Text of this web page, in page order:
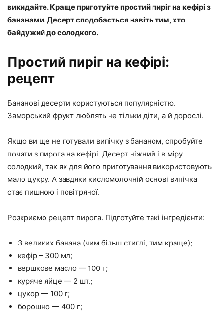
викидайте. Краще приготуйте простий пиріг на кефірі з
бананами. Десерт сподобається навіть тим, хто
байдужий до солодкого.
Простий пиріг на кефірі:
рецепт
Бананові десерти користуються популярністю.
Заморський фрукт люблять не тільки діти, а й дорослі.
Якщо ви ще не готували випічку з бананом, спробуйте
почати з пирога на кефірі. Десерт ніжний і в міру
солодкий, так як для його приготування використовують
мало цукру. А завдяки кисломолочній основі випічка
стає пишною і повітряної.
Розкриємо рецепт пирога. Підготуйте такі інгредієнти:
3 великих банана (чим більш стиглі, тим краще);
кефір – 300 мл;
вершкове масло — 100 г;
куряче яйце — 2 шт.;
цукор — 100 г;
борошно — 400 г;